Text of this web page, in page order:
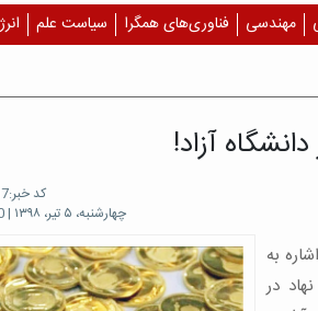
مهندسی فناوری‌های همگرا سیاست علم
کد خبر:44917
چهارشنبه، ۵ تیر، ۱۳۹۸ | 13:30
به
در